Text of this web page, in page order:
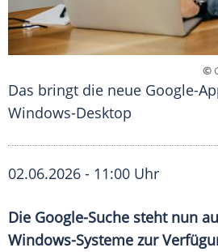
©
Das bringt die neue Google-
Windows-Desktop
02.06.2026 - 11:00 Uhr
Die Google-Suche steht nun
Windows-Systeme zur